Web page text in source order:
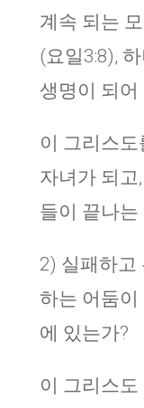
계속 되는
(요일3:8),
생명이 되어
이 그리스
자녀가 되고
들이 끝나
2) 실패하고
하는 어둠이
에 있는가?
이 그리스